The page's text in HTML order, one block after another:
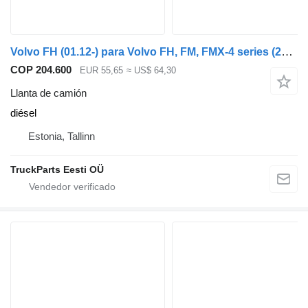
Volvo FH (01.12-) para Volvo FH, FM, FMX-4 series (2013-)
COP 204.600 EUR 55,65 ≈ US$ 64,30
Llanta de camión
diésel
Estonia, Tallinn
TruckParts Eesti OÜ